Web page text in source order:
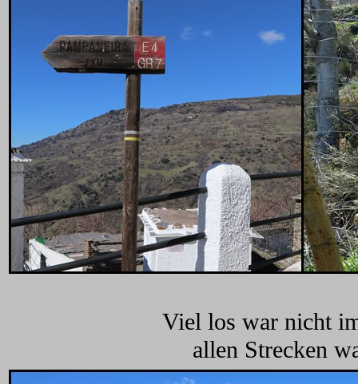
Viel los war nicht
allen Strecken